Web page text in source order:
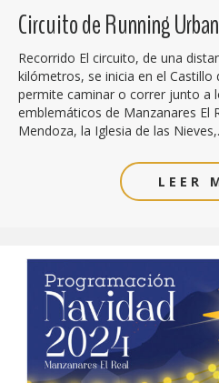
Circuito de Running
Recorrido El circuito, de una
kilómetros, se inicia en el Castillo
permite caminar o correr junto a
emblemáticos de Manzanares El
Mendoza, la Iglesia de las
LEER